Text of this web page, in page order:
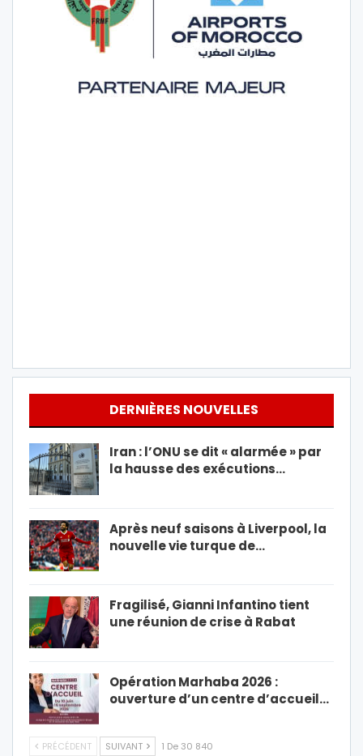
DERNIÈRES NOUVELLES
Iran : l’ONU se dit « alarmée » par
la hausse des exécutions…
Après neuf saisons à Liverpool, la
nouvelle vie turque de…
Fragilisé, Gianni Infantino tient
une réunion de crise à Rabat
Opération Marhaba 2026 :
ouverture d’un centre d’accueil…
PRÉCÉDENT SUIVANT 1 De 30 840